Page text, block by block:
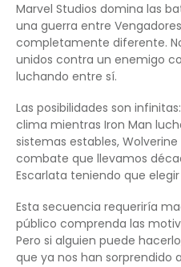
Marvel Studios domina las
una guerra entre
completamente diferente.
unidos contra un enemigo
luchando entre sí.
Las posibilidades son
clima mientras Iron Man
sistemas estables,
combate que llevamos
Escarlata teniendo que
Esta secuencia requeriría
público comprenda las
Pero si alguien puede
que ya nos han sorprendido